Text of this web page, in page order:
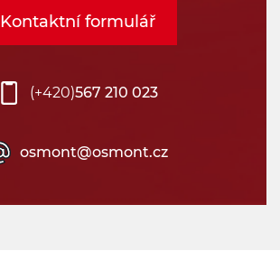
(+420)567 210 023
osmont@osmont.cz
Kontaktní formulář